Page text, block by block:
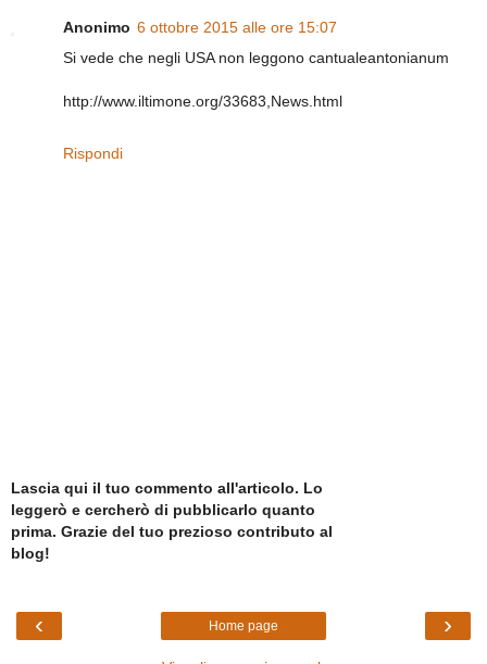
Anonimo 6 ottobre 2015 alle ore 15:07
Si vede che negli USA non leggono cantualeantonianum
http://www.iltimone.org/33683,News.html
Rispondi
Lascia qui il tuo commento all'articolo. Lo
leggerò e cercherò di pubblicarlo quanto
prima. Grazie del tuo prezioso contributo al
blog!
‹ ›
Home page